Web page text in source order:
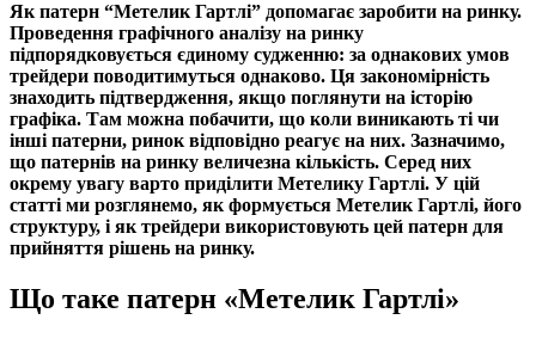
Як патерн “Метелик Гартлі” допомагає заробити на ринку.
Проведення графічного аналізу на ринку
підпорядковується єдиному судженню: за однакових умов
трейдери поводитимуться однаково. Ця закономірність
знаходить підтвердження, якщо поглянути на історію
графіка. Там можна побачити, що коли виникають ті чи
інші патерни, ринок відповідно реагує на них. Зазначимо,
що патернів на ринку величезна кількість. Серед них
окрему увагу варто приділити Метелику Гартлі. У цій
статті ми розглянемо, як формується Метелик Гартлі, його
структуру, і як трейдери використовують цей патерн для
прийняття рішень на ринку.
Що таке патерн «Метелик Гартлі»